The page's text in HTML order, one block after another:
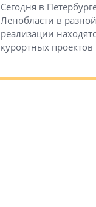
Сегодня в
Ленобласти в
реализации
курортных проектов